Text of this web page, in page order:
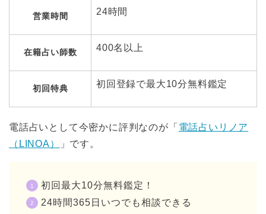
営業時間 24時間
在籍占い師数 400名以上
初回特典 初回登録で最大10分無料鑑定
電話占いとして今密かに評判なのが「 電話占いリノア
（LINOA）
」です。
初回最大10分無料鑑定！
24時間365日いつでも相談できる